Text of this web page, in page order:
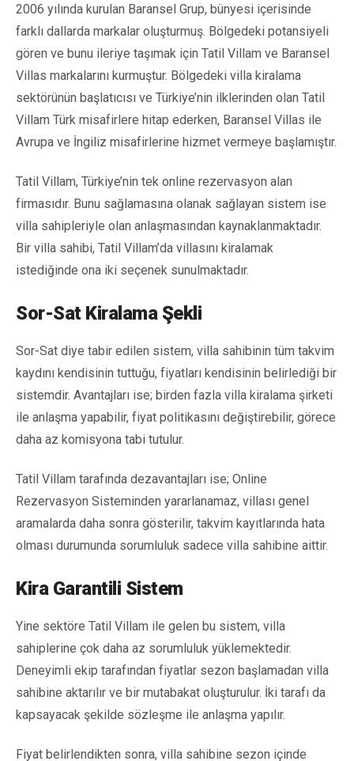
2006 yılında kurulan Baransel Grup, bünyesi içerisinde
farklı dallarda markalar oluşturmuş. Bölgedeki potansiyeli
gören ve bunu ileriye taşımak için Tatil Villam ve Baransel
Villas markalarını kurmuştur. Bölgedeki villa kiralama
sektörünün başlatıcısı ve Türkiye’nin ilklerinden olan Tatil
Villam Türk misafirlere hitap ederken, Baransel Villas ile
Avrupa ve İngiliz misafirlerine hizmet vermeye başlamıştır.
Tatil Villam, Türkiye’nin tek online rezervasyon alan
firmasıdır. Bunu sağlamasına olanak sağlayan sistem ise
villa sahipleriyle olan anlaşmasından kaynaklanmaktadır.
Bir villa sahibi, Tatil Villam’da villasını kiralamak
istediğinde ona iki seçenek sunulmaktadır.
Sor-Sat Kiralama Şekli
Sor-Sat diye tabir edilen sistem, villa sahibinin tüm takvim
kaydını kendisinin tuttuğu, fiyatları kendisinin belirlediği bir
sistemdir. Avantajları ise; birden fazla villa kiralama şirketi
ile anlaşma yapabilir, fiyat politikasını değiştirebilir, görece
daha az komisyona tabi tutulur.
Tatil Villam tarafında dezavantajları ise; Online
Rezervasyon Sisteminden yararlanamaz, villası genel
aramalarda daha sonra gösterilir, takvim kayıtlarında hata
olması durumunda sorumluluk sadece villa sahibine aittir.
Kira Garantili Sistem
Yine sektöre Tatil Villam ile gelen bu sistem, villa
sahiplerine çok daha az sorumluluk yüklemektedir.
Deneyimli ekip tarafından fiyatlar sezon başlamadan villa
sahibine aktarılır ve bir mutabakat oluşturulur. İki tarafı da
kapsayacak şekilde sözleşme ile anlaşma yapılır.
Fiyat belirlendikten sonra, villa sahibine sezon içinde